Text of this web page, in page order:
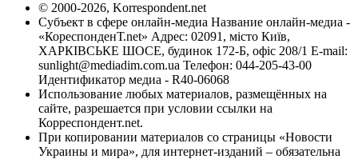
© 2000-2026, Korrespondent.net
Субъект в сфере онлайн-медиа Название онлайн-медиа -
«КореспонденТ.net» Адрес: 02091, місто Київ,
ХАРКІВСЬКЕ ШОСЕ, будинок 172-Б, офіс 208/1 E-mail:
sunlight@mediadim.com.ua Телефон: 044-205-43-00
Идентификатор медиа - R40-06068
Использование любых материалов, размещённых на
сайте, разрешается при условии ссылки на
Корреспондент.net.
При копировании материалов со страницы «Новости
Украины и мира», для интернет-изданий – обязательна